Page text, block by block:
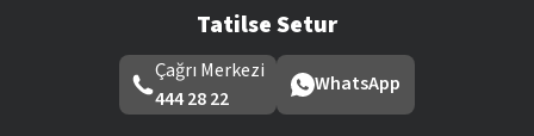
Tatilse Setur
Çağrı Merkezi
444 28 22
WhatsApp